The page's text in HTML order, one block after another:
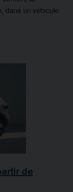
dans un véhicule
de